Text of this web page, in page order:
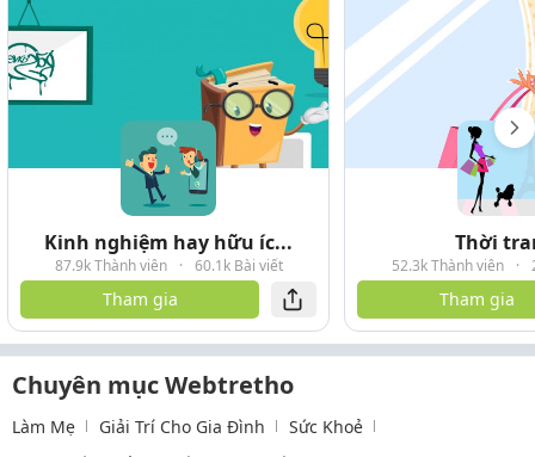
Kinh nghiệm hay hữu íc...
87.9k Thành viên · 60.1k Bài viết
Tham gia
Thời
52.3k Thành viên ·
Tham gia
Chuyên mục Webtretho
Làm Mẹ Giải Trí Cho Gia Đình
Sức Khoẻ